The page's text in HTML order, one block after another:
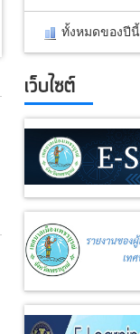
ทั้งหมดของปีนี้
เว็บไซต์